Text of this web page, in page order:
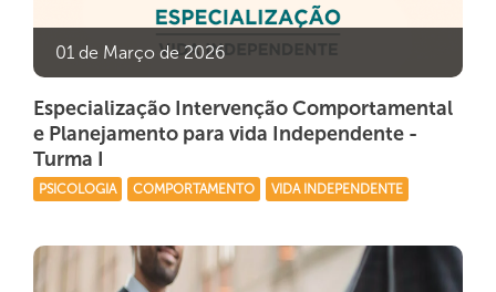
01 de Março de 2026
Especialização Intervenção Comportamental
e Planejamento para vida Independente -
Turma I
PSICOLOGIA COMPORTAMENTO VIDA INDEPENDENTE